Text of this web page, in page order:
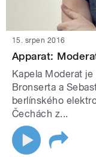
15. srpen 2016
Apparat:
Kapela Moderat
Bronserta a
berlínského
Čechách z...